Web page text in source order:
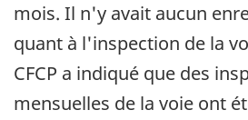
mois. Il n'y avait aucun
quant à l'inspection de la
CFCP a indiqué que des
mensuelles de la voie ont